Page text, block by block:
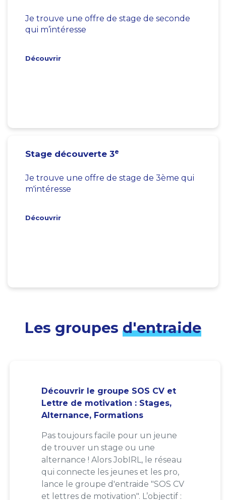
Je trouve une offre de stage de seconde
qui m’intéresse
Découvrir
Stage découverte 3e
Je trouve une offre de stage de 3ème qui
m'intéresse
Découvrir
Les groupes d'entraide
Découvrir le groupe SOS CV et
Lettre de motivation : Stages,
Alternance, Formations
Pas toujours facile pour un jeune
de trouver un stage ou une
alternance ! Alors JobIRL, le réseau
qui connecte les jeunes et les pro,
lance le groupe d'entraide "SOS CV
et lettres de motivation". L’objectif :